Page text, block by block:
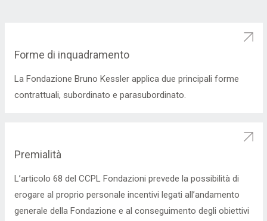
Forme di inquadramento
La Fondazione Bruno Kessler applica due principali forme
contrattuali, subordinato e parasubordinato.
Premialità
L’articolo 68 del CCPL Fondazioni prevede la possibilità di
erogare al proprio personale incentivi legati all’andamento
generale della Fondazione e al conseguimento degli obiettivi